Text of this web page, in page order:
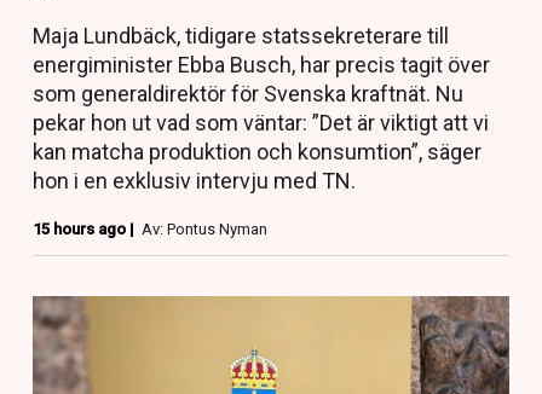
Maja Lundbäck, tidigare statssekreterare till
energiminister Ebba Busch, har precis tagit över
som generaldirektör för Svenska kraftnät. Nu
pekar hon ut vad som väntar: ”Det är viktigt att vi
kan matcha produktion och konsumtion”, säger
hon i en exklusiv intervju med TN.
15 hours ago | Av: Pontus Nyman